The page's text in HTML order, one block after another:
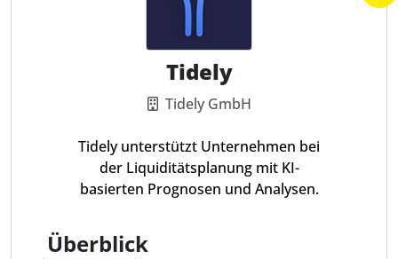
Tidely
Tidely GmbH
Tidely unterstützt Unternehmen bei
der Liquiditätsplanung mit KI-
basierten Prognosen und Analysen.
Überblick